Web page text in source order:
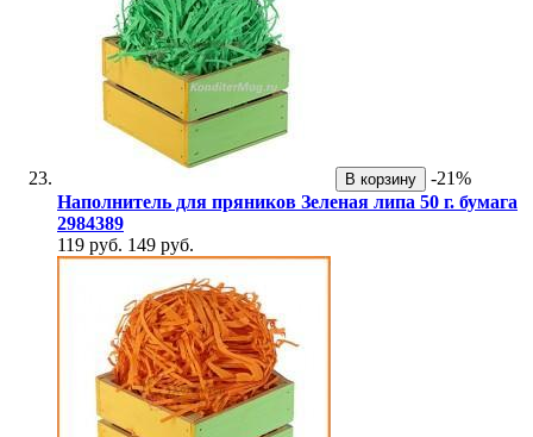
В корзину
-21%
Наполнитель для пряников Зеленая липа 50 г. бумага
2984389
119 руб. 149 руб.